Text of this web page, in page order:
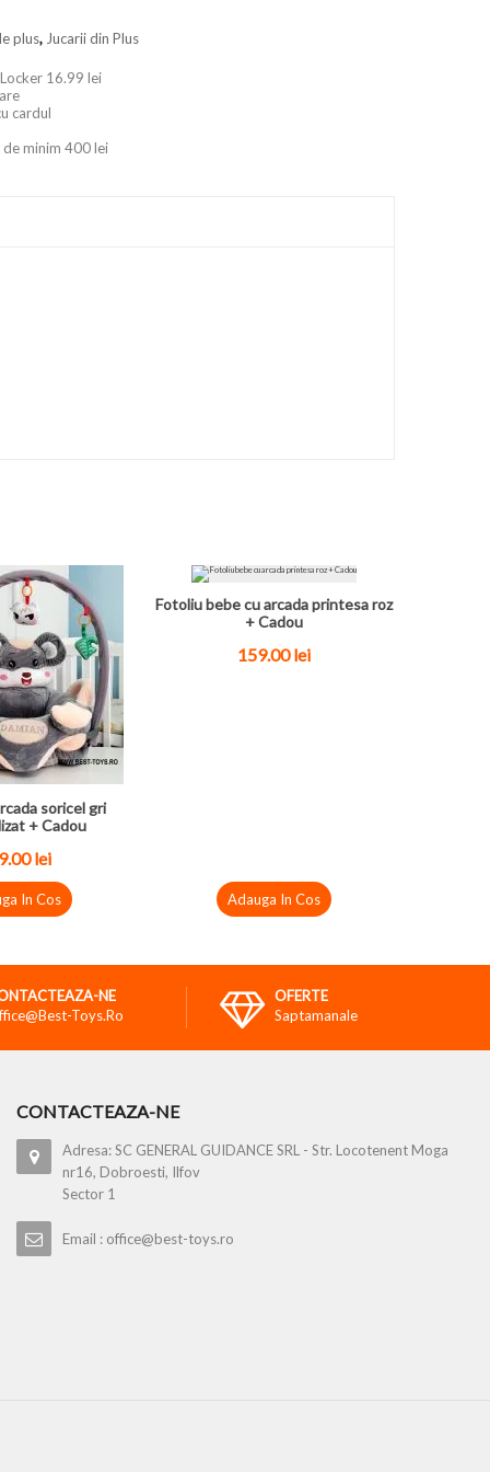
plus, Jucarii din Plus
16.99 lei
cardul
minim 400 lei
soricel gri
+ Cadou
lei
In Cos
Fotoliu bebe cu arcada printesa roz
+ Cadou
159.00lei
Adauga In Cos
NE
Toys.ro
OFERTE
Saptamanale
CONTACTEAZA-NE
Adresa: SC GENERAL GUIDANCE SRL - Str. Locotenent Moga
nr16, Dobroesti, Ilfov
Sector 1
Email : office@best-toys.ro